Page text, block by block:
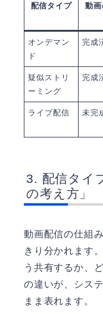
配信タイプ 動画
オンデマン
ド
完成
疑似ストリ
ーミング
完成
ライブ配信 未完
配信タイ
の考え方」
動画配信の仕組
きり分かれます
う共有するか、
の違いが、シス
まま表れます。